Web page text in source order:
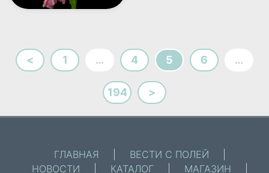
< 1 … 4 5 6 …
194 >
ГЛАВНАЯ ВЕСТИ С ПОЛЕЙ
НОВОСТИ
КАТАЛОГ МАГАЗИН